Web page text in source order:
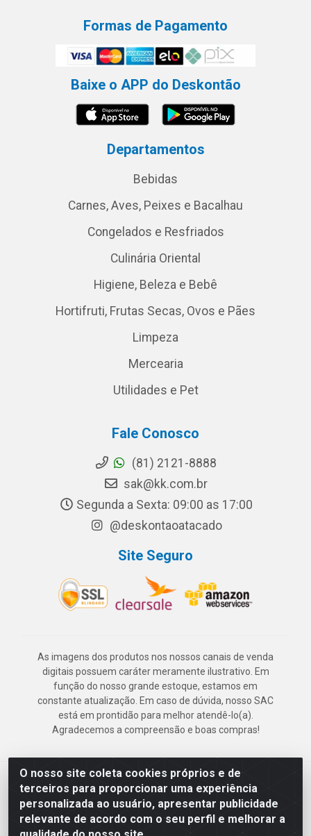
O nosso site coleta cookies próprios e de
terceiros para proporcionar uma experiência
personalizada ao usuário, apresentar publicidade
relevante de acordo com o seu perfil e melhorar a
Formas de Pagamento
Baixe o APP do Deskontão
Departamentos
Bebidas
Carnes, Aves, Peixes e Bacalhau
Congelados e Resfriados
Culinária Oriental
Higiene, Beleza e Bebê
Hortifruti, Frutas Secas, Ovos e Pães
Limpeza
Mercearia
Utilidades e Pet
Fale Conosco
(81) 2121-8888
sak@kk.com.br
Segunda a Sexta: 09:00 as 17:00
@deskontaoatacado
Site Seguro
As imagens dos produtos nos nossos canais de venda
digitais possuem caráter meramente ilustrativo. Em
função do nosso grande estoque, estamos em
constante atualização. Em caso de dúvida, nosso SAC
está em prontidão para melhor atendê-lo(a).
Agradecemos a compreensão e boas compras!
Deskontão Atacado - Av. Marechal Mascarenhas de Morais, 2471 -
Imbiribeira - Recife/PE - CEP 51.150-001 - CNPJ 24.150.377/0003-
57